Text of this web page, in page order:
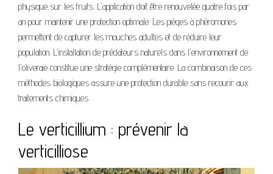
physique sur les fruits. L'application doit être renouvelée quatre fois par
an pour maintenir une protection optimale. Les pièges à phéromones
permettent de capturer les mouches adultes et de réduire leur
population. L'installation de prédateurs naturels dans l'environnement de
l'oliveraie constitue une stratégie complémentaire. La combinaison de ces
méthodes biologiques assure une protection durable sans recourir aux
traitements chimiques.
Le verticillium : prévenir la
verticilliose